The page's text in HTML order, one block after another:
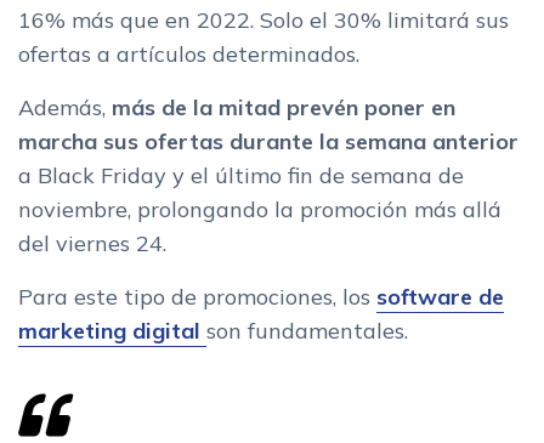
16% más que en 2022. Solo el 30% limitará sus
ofertas a artículos determinados.
Además, más de la mitad prevén poner en
marcha sus ofertas durante la semana anterior
a Black Friday y el último fin de semana de
noviembre, prolongando la promoción más allá
del viernes 24.
Para este tipo de promociones, los software de
marketing digital son fundamentales.